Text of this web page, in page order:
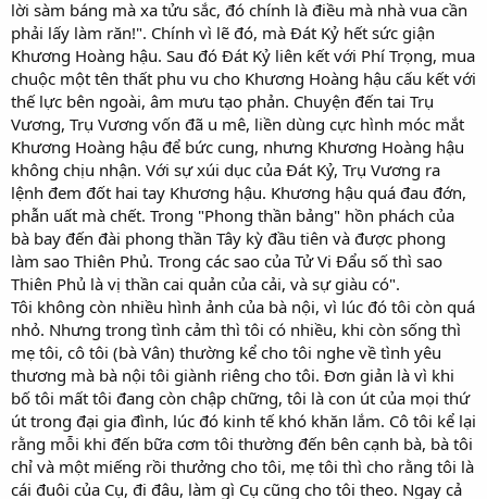
lời sàm báng mà xa tửu sắc, đó chính là điều mà nhà vua cần
phải lấy làm răn!". Chính vì lẽ đó, mà Đát Kỷ hết sức giận
Khương Hoàng hậu. Sau đó Đát Kỷ liên kết với Phí Trọng, mua
chuộc một tên thất phu vu cho Khương Hoàng hậu cấu kết với
thế lực bên ngoài, âm mưu tạo phản. Chuyện đến tai Trụ
Vương, Trụ Vương vốn đã u mê, liền dùng cực hình móc mắt
Khương Hoàng hậu để bức cung, nhưng Khương Hoàng hậu
không chịu nhận. Với sự xúi dục của Đát Kỷ, Trụ Vương ra
lệnh đem đốt hai tay Khương hậu. Khương hậu quá đau đớn,
phẫn uất mà chết. Trong "Phong thần bảng" hồn phách của
bà bay đến đài phong thần Tây kỳ đầu tiên và được phong
làm sao Thiên Phủ. Trong các sao của Tử Vi Đẩu số thì sao
Thiên Phủ là vị thần cai quản của cải, và sự giàu có".
Tôi không còn nhiều hình ảnh của bà nội, vì lúc đó tôi còn quá
nhỏ. Nhưng trong tình cảm thì tôi có nhiều, khi còn sống thì
mẹ tôi, cô tôi (bà Vân) thường kể cho tôi nghe về tình yêu
thương mà bà nội tôi giành riêng cho tôi. Đơn giản là vì khi
bố tôi mất tôi đang còn chập chững, tôi là con út của mọi thứ
út trong đại gia đình, lúc đó kinh tế khó khăn lắm. Cô tôi kể lại
rằng mỗi khi đến bữa cơm tôi thường đến bên cạnh bà, bà tôi
chỉ và một miếng rồi thưởng cho tôi, mẹ tôi thì cho rằng tôi là
cái đuôi của Cụ, đi đâu, làm gì Cụ cũng cho tôi theo. Ngay cả